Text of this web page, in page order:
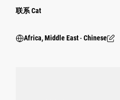
行业
联系 Cat
Africa, Middle East ‧ Chinese